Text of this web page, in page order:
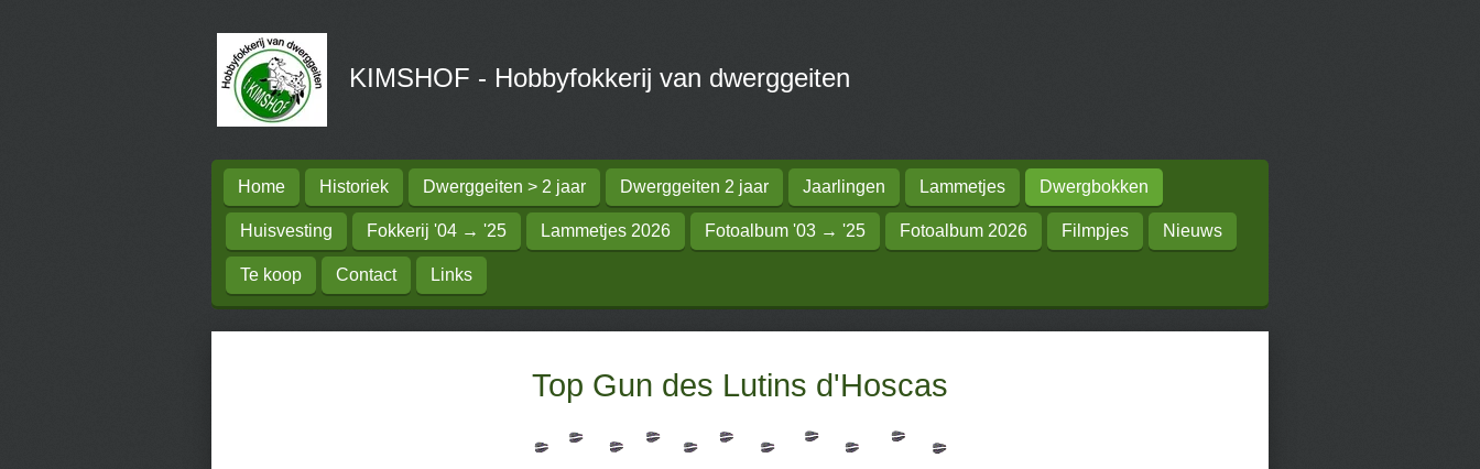
KIMSHOF - Hobbyfokkerij van dwerggeiten
Home Historiek Dwerggeiten > 2 jaar Dwerggeiten 2 jaar Jaarlingen Lammetjes Dwergbokken
Huisvesting Fokkerij '04 → '25 Lammetjes 2026 Fotoalbum '03 → '25 Fotoalbum 2026 Filmpjes Nieuws
Te koop Contact Links
Top Gun des Lutins d'Hoscas